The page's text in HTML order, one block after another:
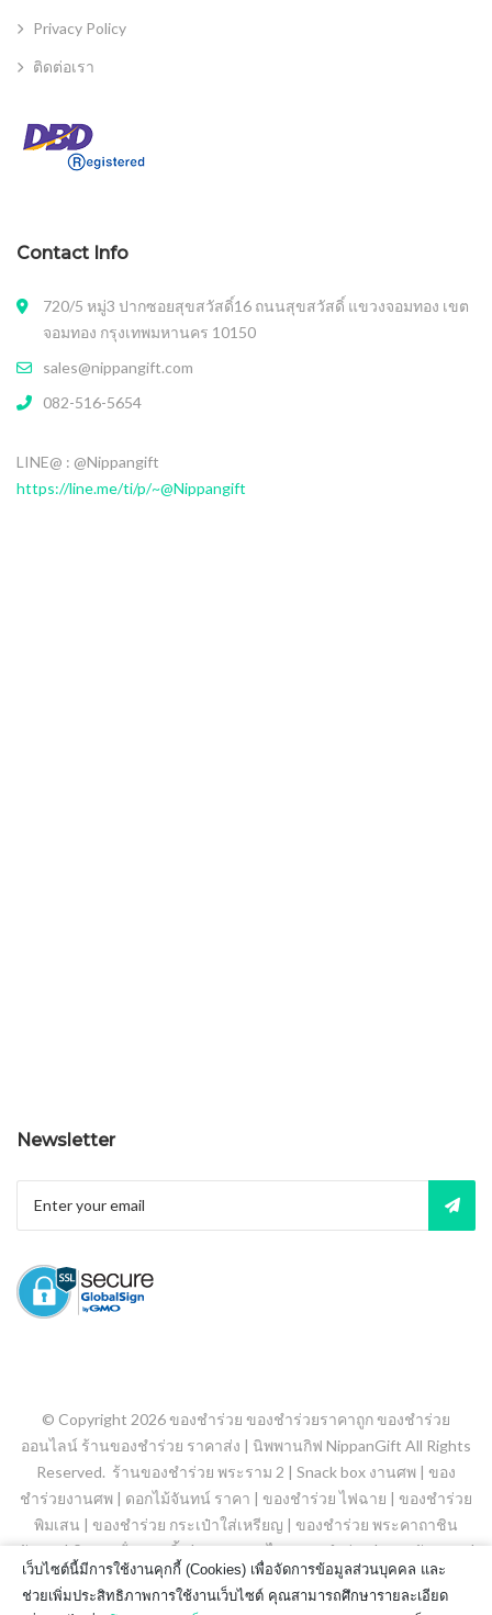
Privacy Policy
ติดต่อเรา
Contact Info
720/5 หมู่3 ปากซอยสุขสวัสดิ์16 ถนนสุขสวัสดิ์ แขวงจอมทอง เขต
จอมทอง กรุงเทพมหานคร 10150
sales@nippangift.com
082-516-5654
LINE@ : @Nippangift
https://line.me/ti/p/~@Nippangift
Newsletter
© Copyright 2026ของชำร่วย ของชำร่วยราคาถูก ของชำร่วย
ออนไลน์ ร้านของชำร่วย ราคาส่ง | นิพพานกิฟ NippanGift All Rights
Reserved. ร้านของชำร่วย พระราม 2 | Snack box งานศพ | ของ
ชำร่วยงานศพ | ดอกไม้จันทน์ ราคา | ของชำร่วย ไฟฉาย | ของชําร่วย
พิมเสน | ของชําร่วย กระเป๋าใส่เหรียญ | ของชำร่วย พระคาถาชิน
บัญชร
| พิมเสนน้ํา ลูกกลิ้ง | ยาดมสมุนไพร ของชำร่วย | ขนมจัดเบรค
|
ของชําร่วย สเปรย์แอลกอฮอล์|ของชำร่วยถุงผ้า|
เว็บไซต์นี้มีการใช้งานคุกกี้ (Cookies) เพื่อจัดการข้อมูลส่วนบุคคล และ
ช่วยเพิ่มประสิทธิภาพการใช้งานเว็บไซต์ คุณสามารถศึกษารายละเอียด